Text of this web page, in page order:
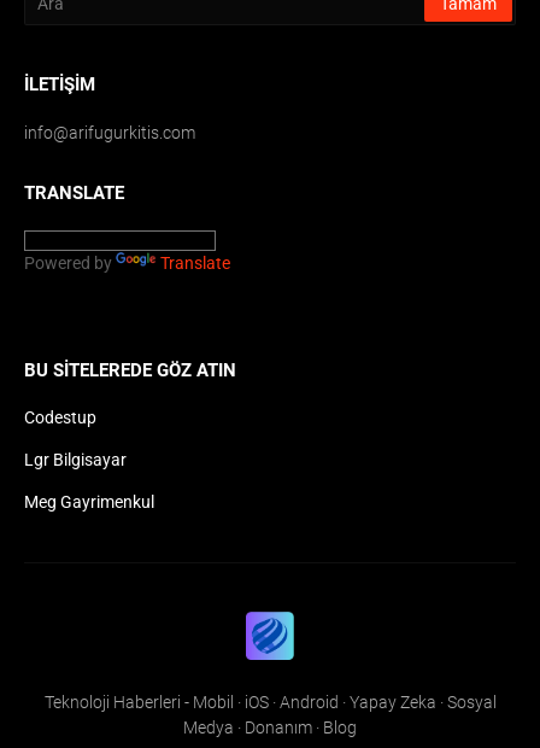
İLETIŞIM
info@arifugurkitis.com
TRANSLATE
Powered by Translate
BU SITELEREDE GÖZ ATIN
Codestup
Lgr Bilgisayar
Meg Gayrimenkul
Teknoloji Haberleri - Mobil · iOS · Android · Yapay Zeka · Sosyal
Medya · Donanım · Blog